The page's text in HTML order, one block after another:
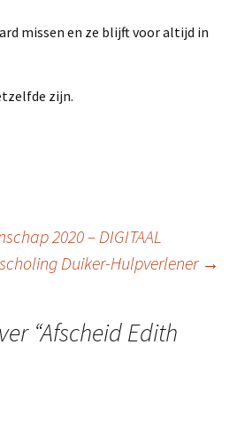
missen en ze blijft voor altijd in
zijn.
2020 – DIGITAAL
Duiker-Hulpverlener →
“Afscheid Edith